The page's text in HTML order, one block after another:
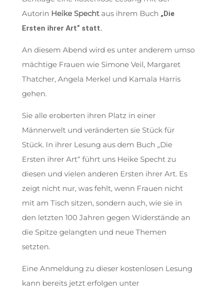
Autorin Heike Spechtaus ihrem Buch „Die
Ersten ihrer Art“ statt.
An diesem Abend wird es unter anderem umso
mächtige Frauen wie Simone Veil, Margaret
Thatcher, Angela Merkel und Kamala Harris
gehen.
Sie alle eroberten ihren Platz in einer
Männerwelt und veränderten sie Stück für
Stück. In ihrer Lesung aus dem Buch „Die
Ersten ihrer Art“ führt uns Heike Specht zu
diesen und vielen anderen Ersten ihrer Art. Es
zeigt nicht nur, was fehlt, wenn Frauen nicht
mit am Tisch sitzen, sondern auch, wie sie in
den letzten 100 Jahren gegen Widerstände an
die Spitze gelangten und neue Themen
setzten.
Eine Anmeldung zu dieser kostenlosen Lesung
kann bereits jetzt erfolgen unter